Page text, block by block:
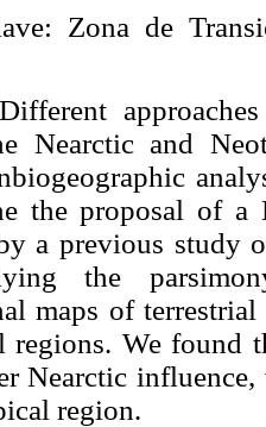
Zona de
Different
Nearctic and
the proposal of a
a previous study
the
maps of
regions. We found
Nearctic
region.